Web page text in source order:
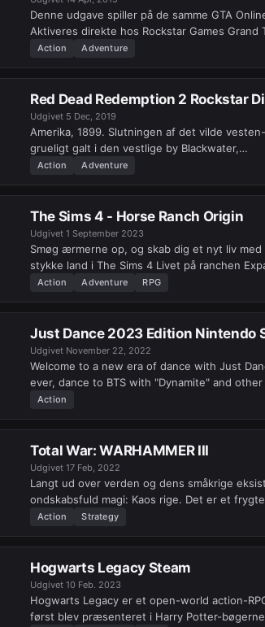
Denne udgave spiller på de samme GTA
Aktiveres direkte hos Rockstar Games
Action Adventure
Red Dead Redemption 2 Rockstar
Udgivet 5 Dec, 2019
Amerika, 1899. Slutningen af ​​det vilde
grueligt galt i den vestlige by Blackwater,…
Action Adventure
The Sims 4 - Horse Ranch Origin
Udgivet 1 September 2023
Smøg ærmerne op, og skab dig et nyt liv
stykke land i The Sims 4 Livet på ranchen
Action Adventure RPG
Just Dance 2023 Edition Nintendo
Udgivet November 22, 2022
Welcome to a new era of dance with Just
ever, dance to BTS with "Dynamite" and
Action
Total War: WARHAMMER III
Udgivet 17 Feb, 2022
Langt ud over verden og dens småkrige
ondskabsfuld magi: Kaos rige. Det er et
Action Strategy
Hogwarts Legacy Steam
Udgivet 10 Feb. 2023
Hogwarts Legacy er et open-world action-
først blev præsenteret i Harry Potter-